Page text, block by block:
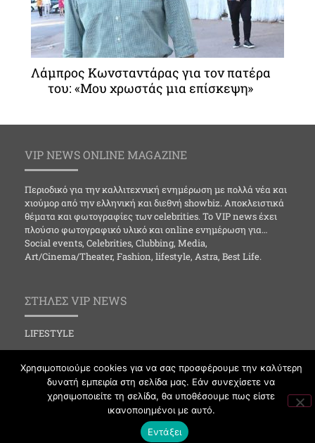
Λάμπρος Κωνσταντάρας για τον πατέρα
του: «Μου χρωστάς μια επίσκεψη»
VIP NEWS ONLINE MAGAZINE
Περιοδικό για την καλλιτεχνική ενημέρωση με πολλά νέα και
χιούμορ από την ελληνική και διεθνή showbiz. Αποκλειστικά
θέματα και φωτογραφίες των celebrities. Το VIP news έχει
πλούσιο φωτογραφικό υλικό και online ενημέρωση για…
Social events, Celebrities, Clubbing, Media,
Art/Cinema/Theater, Fashion, lifestyle, Astra, Best Life.
ΣΤΗΛΕΣ VIP NEWS
LIFESTYLE
MEDIA
SOCIAL EVENTS
Χρησιμοποιούμε cookies για να σας προσφέρουμε την καλύτερη
δυνατή εμπειρία στη σελίδα μας. Εάν συνεχίσετε να
χρησιμοποιείτε τη σελίδα, θα υποθέσουμε πως είστε
ικανοποιημένοι με αυτό.
Εντάξει